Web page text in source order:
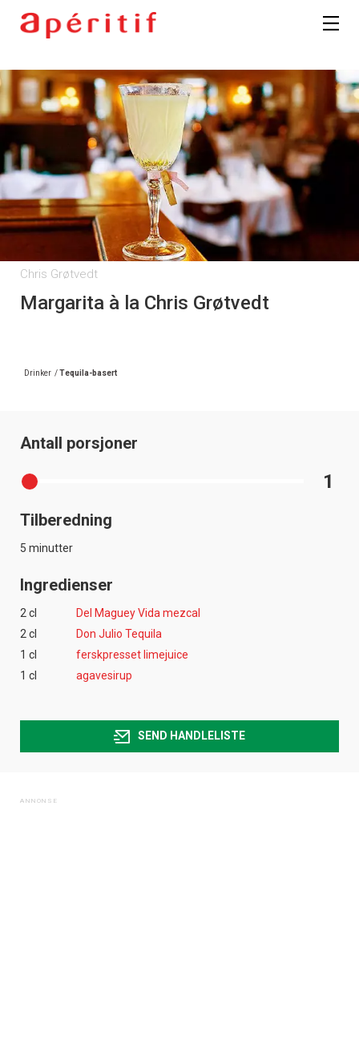
Chris Grøtvedt
Margarita à la Chris Grøtvedt
Drinker /Tequila-basert
Antall porsjoner
1
Tilberedning
5 minutter
Ingredienser
2 cl
Del Maguey Vida mezcal
2 cl
Don Julio Tequila
1 cl
ferskpresset limejuice
1 cl
agavesirup
SEND HANDLELISTE